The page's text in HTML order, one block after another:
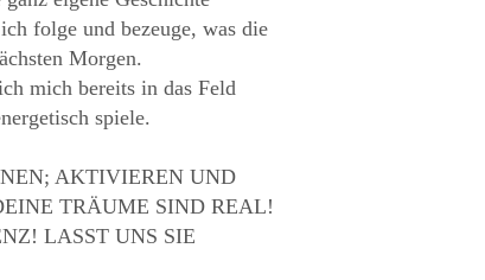
folge und bezeuge, was die
Morgen.
mich bereits in das Feld
spiele.
AKTIVIEREN UND
TRÄUME SIND REAL!
LASST UNS SIE